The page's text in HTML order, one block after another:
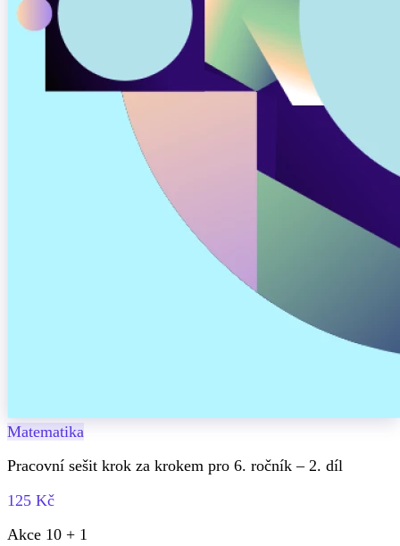
Matematika
Pracovní sešit krok za krokem pro 6. ročník – 2. díl
125 Kč
Akce 10 + 1